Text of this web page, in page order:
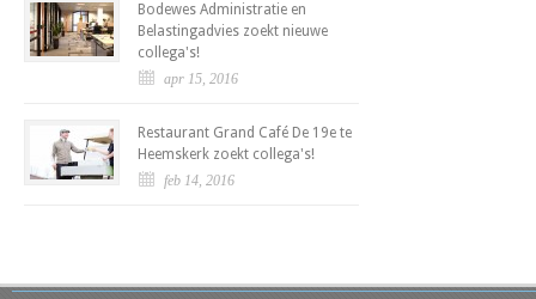
Bodewes Administratie en
Belastingadvies zoekt nieuwe
collega's!
apr 15, 2016
Restaurant Grand Café De 19e te
Heemskerk zoekt collega's!
feb 14, 2016